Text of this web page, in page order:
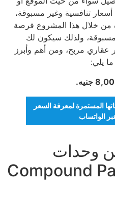
تنافسية وغير مسبوقة،
من خلال هذا المشروع فرصة
ولذلك سيكون لك
مربح، ومن أهم وأبرز
يلي:
جنيه.
المستمرة لمعرفة السعر
الواتساب
وحدات
Compound